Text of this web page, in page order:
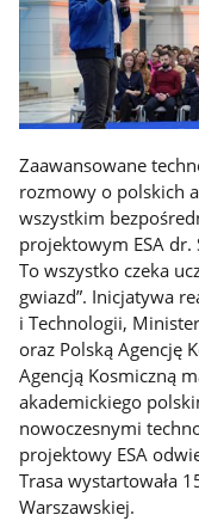
Zaawansowane
rozmowy o polskich
wszystkim
projektowym ESA dr.
To wszystko czeka
gwiazd”. Inicjatywa
i Technologii,
oraz Polską Agencję
Agencją Kosmiczną
akademickiego
nowoczesnymi
projektowy ESA
Trasa wystartowała
Warszawskiej.